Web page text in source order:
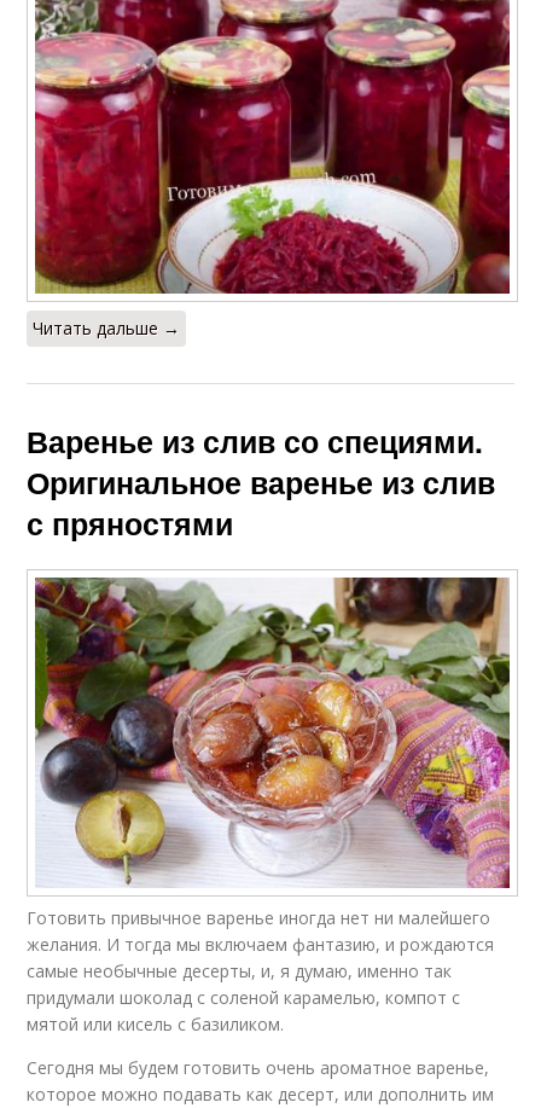
Читать дальше →
Варенье из слив со специями.
Оригинальное варенье из слив
с пряностями
Готовить привычное варенье иногда нет ни малейшего
желания. И тогда мы включаем фантазию, и рождаются
самые необычные десерты, и, я думаю, именно так
придумали шоколад с соленой карамелью, компот с
мятой или кисель с базиликом.
Сегодня мы будем готовить очень ароматное варенье,
которое можно подавать как десерт, или дополнить им